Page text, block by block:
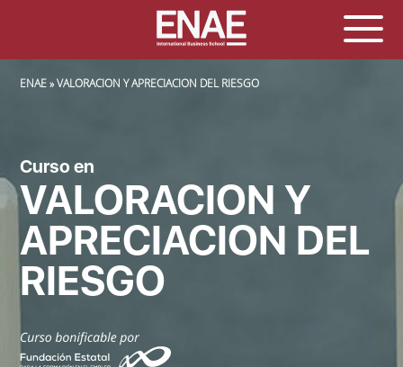
SOBRESCRIBIR ENLACES DE AYUDA A LA NAVEGACIÓN
ENAE VALORACION Y APRECIACION DEL RIESGO
Curso en
VALORACION Y
APRECIACION DEL
RIESGO